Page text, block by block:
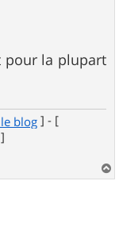
pour la plupart
le blog ] - [
]
a